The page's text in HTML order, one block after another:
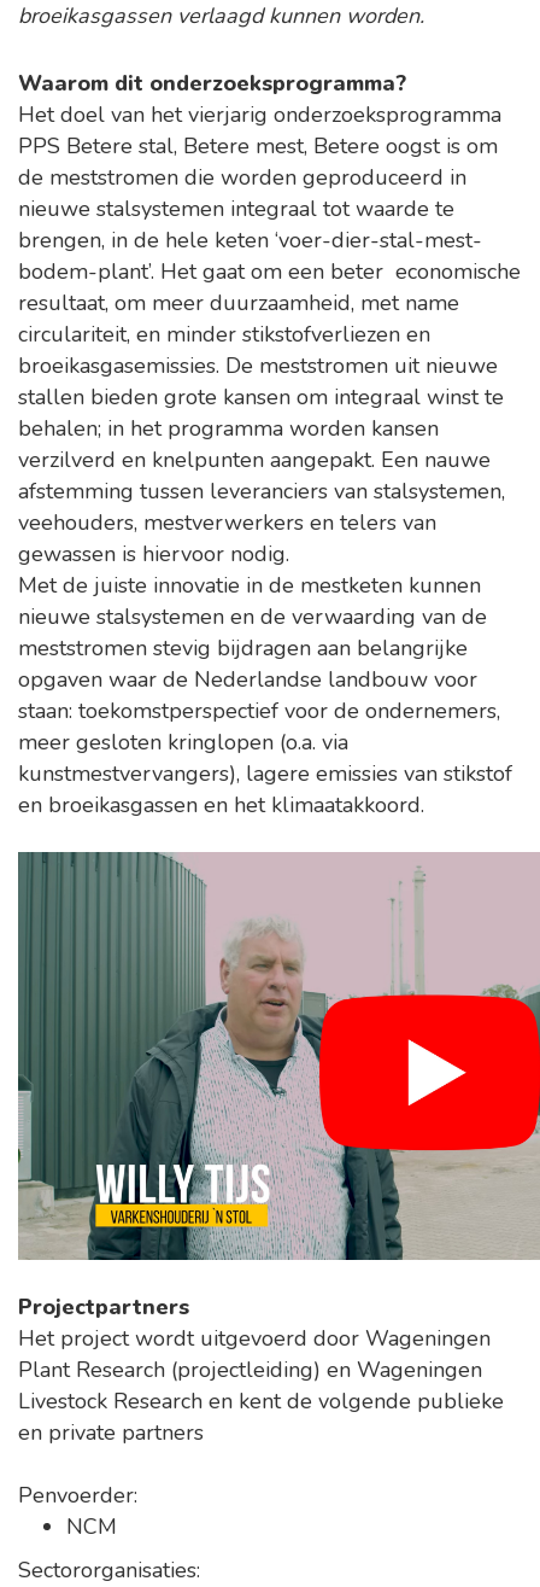
broeikasgassen verlaagd kunnen worden.
Waarom dit onderzoeksprogramma?
Het doel van het vierjarig onderzoeksprogramma
PPS Betere stal, Betere mest, Betere oogst is om
de meststromen die worden geproduceerd in
nieuwe stalsystemen integraal tot waarde te
brengen, in de hele keten ‘voer-dier-stal-mest-
bodem-plant’. Het gaat om een beter economische
resultaat, om meer duurzaamheid, met name
circulariteit, en minder stikstofverliezen en
broeikasgasemissies. De meststromen uit nieuwe
stallen bieden grote kansen om integraal winst te
behalen; in het programma worden kansen
verzilverd en knelpunten aangepakt. Een nauwe
afstemming tussen leveranciers van stalsystemen,
veehouders, mestverwerkers en telers van
gewassen is hiervoor nodig.
Met de juiste innovatie in de mestketen kunnen
nieuwe stalsystemen en de verwaarding van de
meststromen stevig bijdragen aan belangrijke
opgaven waar de Nederlandse landbouw voor
staan: toekomstperspectief voor de ondernemers,
meer gesloten kringlopen (o.a. via
kunstmestvervangers), lagere emissies van stikstof
en broeikasgassen en het klimaatakkoord.
Projectpartners
Het project wordt uitgevoerd door Wageningen
Plant Research (projectleiding) en Wageningen
Livestock Research en kent de volgende publieke
en private partners
Penvoerder:
NCM
Sectororganisaties: